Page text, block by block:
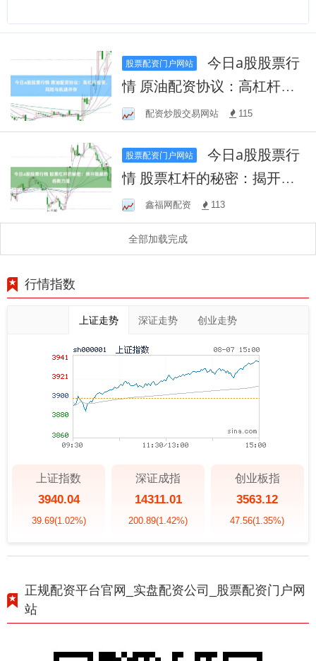
股票配资门户网站
今日a股股票行
情 原油配资协议：高杠杆投
资，风险与机遇并存
配资炒股交易网站 115
股票配资门户网站
今日a股股票行
情 股票杠杆的秘密：揭开隐
藏的倍数力量
鑫福网配资 113
全部加载完成
行情指数
上证走势 深证走势 创业走势
上证指数
3940.04
39.69(1.02%)
深证成指
14311.01
200.89(1.42%)
创业板指
3563.12
47.56(1.35%)
正规配资平台官网_实盘配资公司_股票配资门户网
站